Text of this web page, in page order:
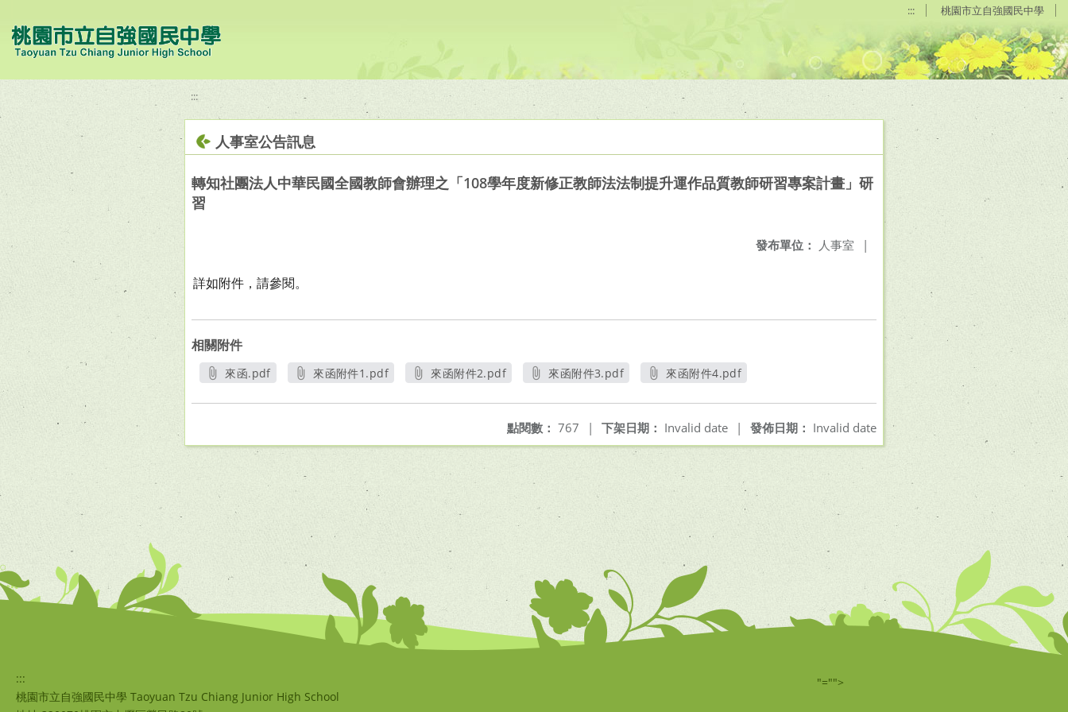
::: 桃園市立自強國民中學
:::
人事室公告訊息
轉知社團法人中華民國全國教師會辦理之「108學年度新修正教師法法制提升運作品質教師研習專案計畫」研
習
發布單位： 人事室 |
詳如附件，請參閱。
相關附件
來函.pdf
來函附件1.pdf
來函附件2.pdf
來函附件3.pdf
來函附件4.pdf
發佈日期： Invalid date
下架日期： Invalid date |
點閱數： 767 |
:::
桃園市立自強國民中學 Taoyuan Tzu Chiang Junior High School
"="">